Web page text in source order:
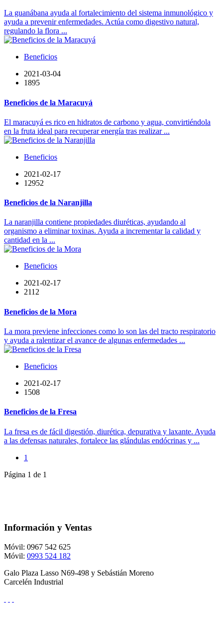
La guanábana ayuda al fortalecimiento del sistema inmunológico y
ayuda a prevenir enfermedades. Actúa como digestivo natural,
regulando la flora ...
Beneficios
2021-03-04
1895
Beneficios de la Maracuyá
El maracuyá es rico en hidratos de carbono y agua, convirtiéndola
en la fruta ideal para recuperar energía tras realizar ...
Beneficios
2021-02-17
12952
Beneficios de la Naranjilla
La naranjilla contiene propiedades diuréticas, ayudando al
organismo a eliminar toxinas. Ayuda a incrementar la calidad y
cantidad en la ...
Beneficios
2021-02-17
2112
Beneficios de la Mora
La mora previene infecciones como lo son las del tracto respiratorio
y ayuda a ralentizar el avance de algunas enfermedades ...
Beneficios
2021-02-17
1508
Beneficios de la Fresa
La fresa es de fácil digestión, diurética, depurativa y laxante. Ayuda
a las defensas naturales, fortalece las glándulas endócrinas y ...
1
Página 1 de 1
Información y Ventas
Móvil: 0967 542 625
Móvil: 0993 524 182
Galo Plaza Lasso N69-498 y Sebástián Moreno
Carcelén Industrial